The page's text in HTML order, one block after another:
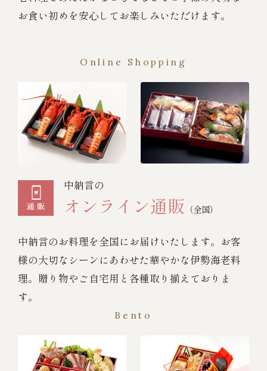
お食い初めを安心してお楽しみいただけます。
Online Shopping
中納言の
オンライン通販 （全国）
中納言のお料理を全国にお届けいたします。お客
様の大切なシーンにあわせた華やかな伊勢海老料
理。贈り物やご自宅用と各種取り揃えておりま
す。
Bento